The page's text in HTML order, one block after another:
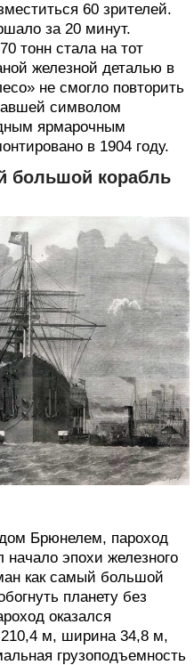
60 зрителей.
за 20 минут.
тонн стала на тот
железной деталью в
не смогло повторить
символом
ярмарочным
в 1904 году.
большой корабль
Брюнелем, пароход
начало эпохи железного
как самый большой
планету без
оказался
м, ширина 34,8 м,
грузоподъемность